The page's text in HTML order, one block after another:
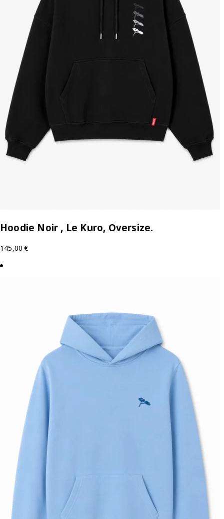
Hoodie Noir , Le Kuro, Oversize.
145,00€